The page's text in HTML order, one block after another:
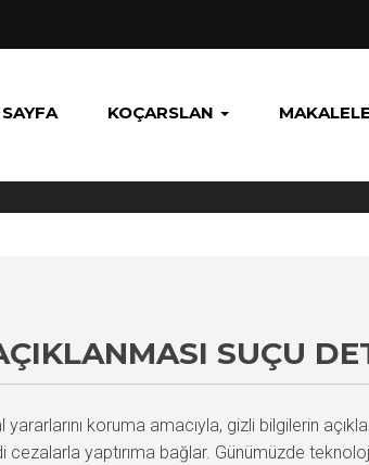
KOÇARSLAN
SUÇU
koruma amacıyla, gizli bilgilerin
yaptırıma bağlar. Günümüzde